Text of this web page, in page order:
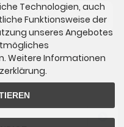
Technologien, auch
Funktionsweise der
unseres Angebotes
Weitere Informationen